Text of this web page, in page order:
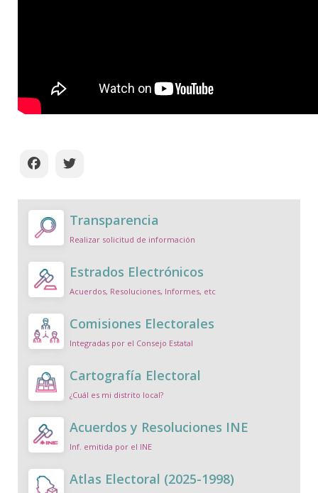
Transparencia
Realizar solicitud de información
Estrados Electrónicos
Acuerdos, Resoluciones, Informes, etc
Comisiones Electorales
Integradas por el Consejo Estatal
Cartografía Electoral
¿Cuál es mi distrito local?
Acuerdos y Resoluciones INE
Inf. emitida por el INE
Atlas Electoral (2025-1998)